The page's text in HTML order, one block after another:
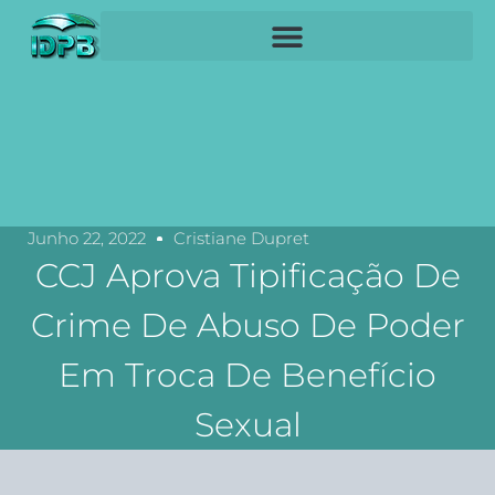
Junho 22, 2022 Cristiane Dupret
CCJ Aprova Tipificação De
Crime De Abuso De Poder
Em Troca De Benefício
Sexual